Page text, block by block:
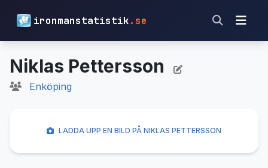
ironmanstatistik.se
Niklas Pettersson
Enköping
LADDA UPP EN BILD PÅ NIKLAS PETTERSSON